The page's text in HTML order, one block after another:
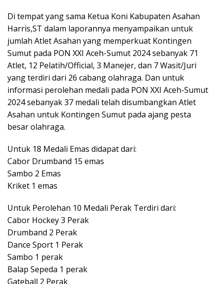
Di tempat yang sama Ketua Koni Kabupaten Asahan
Harris,ST dalam laporannya menyampaikan untuk
jumlah Atlet Asahan yang memperkuat Kontingen
Sumut pada PON XXI Aceh-Sumut 2024 sebanyak 71
Atlet, 12 Pelatih/Official, 3 Manejer, dan 7 Wasit/Juri
yang terdiri dari 26 cabang olahraga. Dan untuk
informasi perolehan medali pada PON XXI Aceh-Sumut
2024 sebanyak 37 medali telah disumbangkan Atlet
Asahan untuk Kontingen Sumut pada ajang pesta
besar olahraga.
Untuk 18 Medali Emas didapat dari:
Cabor Drumband 15 emas
Sambo 2 Emas
Kriket 1 emas
Untuk Perolehan 10 Medali Perak Terdiri dari:
Cabor Hockey 3 Perak
Drumband 2 Perak
Dance Sport 1 Perak
Sambo 1 perak
Balap Sepeda 1 perak
Gateball 2 Perak